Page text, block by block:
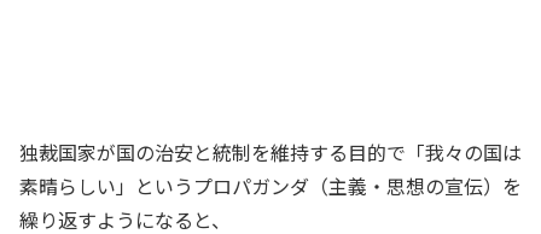
独裁国家が国の治安と統制を維持する目的で「我々の国は
素晴らしい」というプロパガンダ（主義・思想の宣伝）を
繰り返すようになると、